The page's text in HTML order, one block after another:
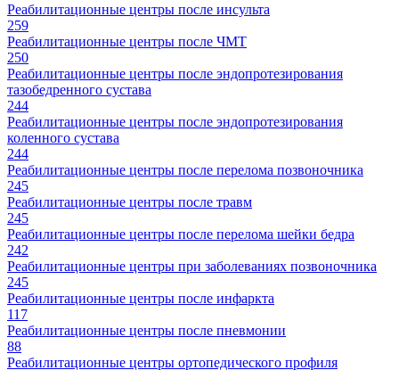
Реабилитационные центры после инсульта
259
Реабилитационные центры после ЧМТ
250
Реабилитационные центры после эндопротезирования
тазобедренного сустава
244
Реабилитационные центры после эндопротезирования
коленного сустава
244
Реабилитационные центры после перелома позвоночника
245
Реабилитационные центры после травм
245
Реабилитационные центры после перелома шейки бедра
242
Реабилитационные центры при заболеваниях позвоночника
245
Реабилитационные центры после инфаркта
117
Реабилитационные центры после пневмонии
88
Реабилитационные центры ортопедического профиля